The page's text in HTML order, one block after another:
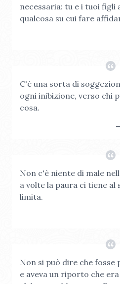
necessaria: tu e i tuoi figli
qualcosa su cui fare
C'è una sorta di
ogni inibizione, verso chi
cosa.
Non c'è niente di male
a volte la paura ci tiene al
limita.
Non si può dire che
e aveva un riporto che